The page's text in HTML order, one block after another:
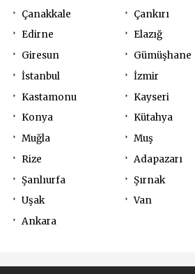
Çanakkale Çankırı
Edirne Elazığ
Giresun Gümüşhane
İstanbul İzmir
Kastamonu Kayseri
Konya Kütahya
Muğla Muş
Rize Adapazarı
Şanlıurfa Şırnak
Uşak Van
Ankara